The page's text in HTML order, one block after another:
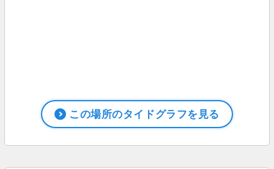
この場所のタイドグラフを見る